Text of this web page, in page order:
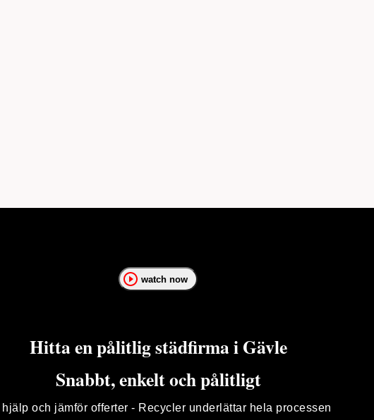
watch now
Hitta en pålitlig städfirma i Gävle
Snabbt, enkelt och pålitligt
hjälp och jämför offerter - Recycler underlättar hela processen